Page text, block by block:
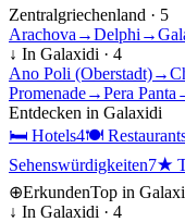
Zentralgriechenland · 5
Arachova →Delphi →
↓ In Galaxidi · 4
Ano Poli (Oberstadt)→
Promenade→Pera Panta
Entdecken in Galaxidi
🛏 Hotels4🍽
Sehenswürdigkeiten7★
⊕ErkundenTop in
↓ In Galaxidi · 4